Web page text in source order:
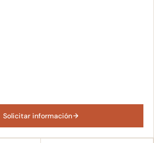
Solicitar información